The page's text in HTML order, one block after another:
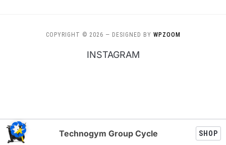
COPYRIGHT © 2026 — DESIGNED BY WPZOOM
INSTAGRAM
Technogym Group Cycle SHOP